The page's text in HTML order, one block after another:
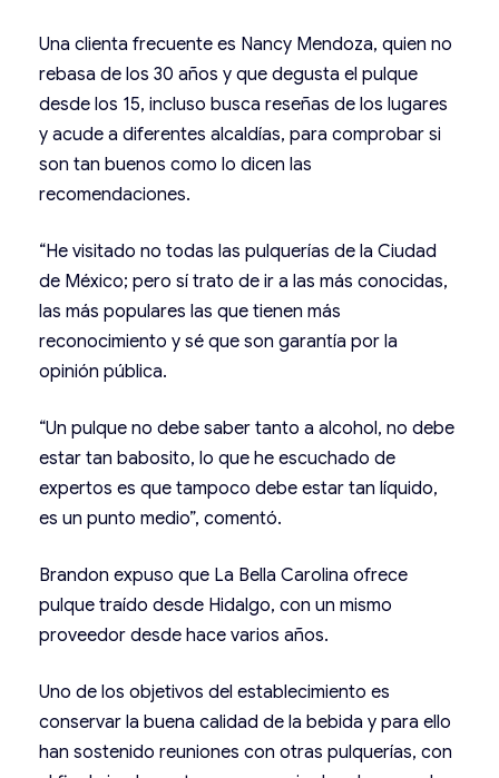
Una clienta frecuente es Nancy Mendoza, quien no
rebasa de los 30 años y que degusta el pulque
desde los 15, incluso busca reseñas de los lugares
y acude a diferentes alcaldías, para comprobar si
son tan buenos como lo dicen las
recomendaciones.
“He visitado no todas las pulquerías de la Ciudad
de México; pero sí trato de ir a las más conocidas,
las más populares las que tienen más
reconocimiento y sé que son garantía por la
opinión pública.
“Un pulque no debe saber tanto a alcohol, no debe
estar tan babosito, lo que he escuchado de
expertos es que tampoco debe estar tan líquido,
es un punto medio”, comentó.
Brandon expuso que La Bella Carolina ofrece
pulque traído desde Hidalgo, con un mismo
proveedor desde hace varios años.
Uno de los objetivos del establecimiento es
conservar la buena calidad de la bebida y para ello
han sostenido reuniones con otras pulquerías, con